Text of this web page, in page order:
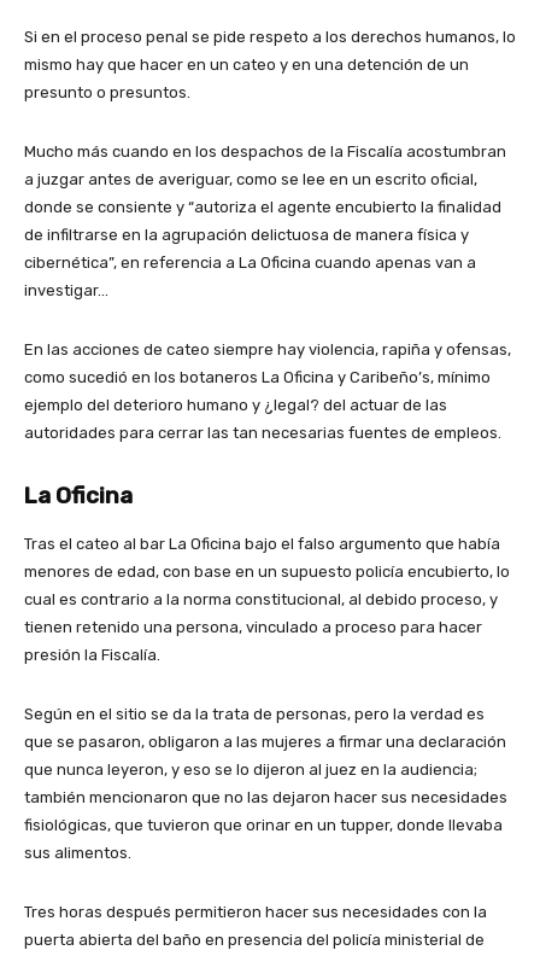
Si en el proceso penal se pide respeto a los derechos humanos, lo
mismo hay que hacer en un cateo y en una detención de un
presunto o presuntos.
Mucho más cuando en los despachos de la Fiscalía acostumbran
a juzgar antes de averiguar, como se lee en un escrito oficial,
donde se consiente y “autoriza el agente encubierto la finalidad
de infiltrarse en la agrupación delictuosa de manera física y
cibernética”, en referencia a La Oficina cuando apenas van a
investigar…
En las acciones de cateo siempre hay violencia, rapiña y ofensas,
como sucedió en los botaneros La Oficina y Caribeño’s, mínimo
ejemplo del deterioro humano y ¿legal? del actuar de las
autoridades para cerrar las tan necesarias fuentes de empleos.
La Oficina
Tras el cateo al bar La Oficina bajo el falso argumento que había
menores de edad, con base en un supuesto policía encubierto, lo
cual es contrario a la norma constitucional, al debido proceso, y
tienen retenido una persona, vinculado a proceso para hacer
presión la Fiscalía.
Según en el sitio se da la trata de personas, pero la verdad es
que se pasaron, obligaron a las mujeres a firmar una declaración
que nunca leyeron, y eso se lo dijeron al juez en la audiencia;
también mencionaron que no las dejaron hacer sus necesidades
fisiológicas, que tuvieron que orinar en un tupper, donde llevaba
sus alimentos.
Tres horas después permitieron hacer sus necesidades con la
puerta abierta del baño en presencia del policía ministerial de